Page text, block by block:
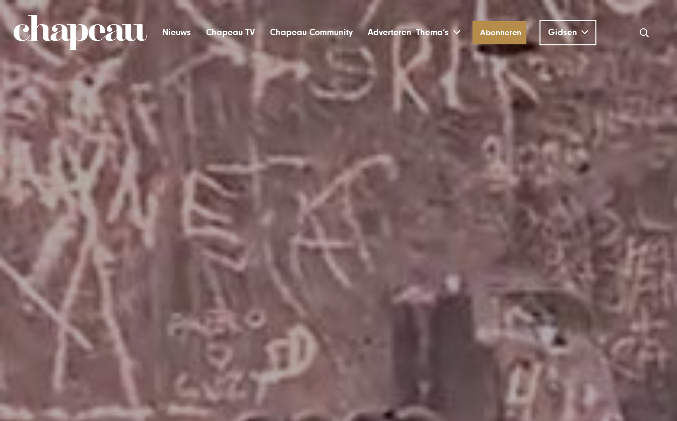
Nieuws Chapeau TV Chapeau Community Adverteren Thema’s Abonneren Gidsen